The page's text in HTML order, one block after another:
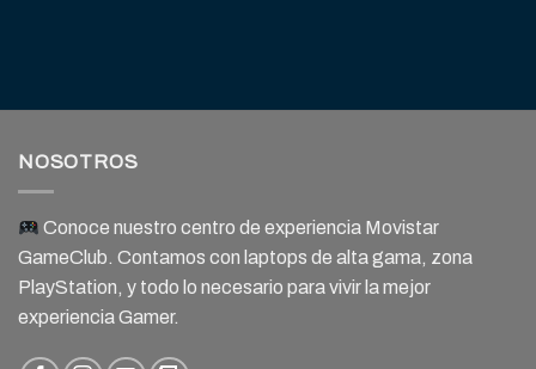
NOSOTROS
Conoce nuestro centro de experiencia Movistar
GameClub. Contamos con laptops de alta gama, zona
PlayStation, y todo lo necesario para vivir la mejor
experiencia Gamer.